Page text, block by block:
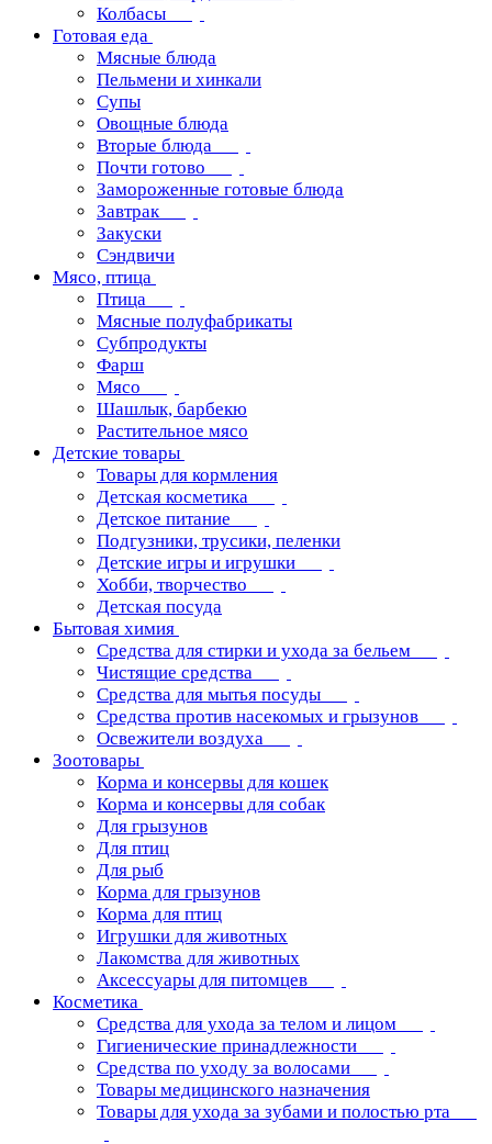
Колбасы
Готовая еда
Мясные блюда
Пельмени и хинкали
Супы
Овощные блюда
Вторые блюда
Почти готово
Замороженные готовые блюда
Завтрак
Закуски
Сэндвичи
Мясо, птица
Птица
Мясные полуфабрикаты
Субпродукты
Фарш
Мясо
Шашлык, барбекю
Растительное мясо
Детские товары
Товары для кормления
Детская косметика
Детское питание
Подгузники, трусики, пеленки
Детские игры и игрушки
Хобби, творчество
Детская посуда
Бытовая химия
Средства для стирки и ухода за бельем
Чистящие средства
Средства для мытья посуды
Средства против насекомых и грызунов
Освежители воздуха
Зоотовары
Корма и консервы для кошек
Корма и консервы для собак
Для грызунов
Для птиц
Для рыб
Корма для грызунов
Корма для птиц
Игрушки для животных
Лакомства для животных
Аксессуары для питомцев
Косметика
Средства для ухода за телом и лицом
Гигиенические принадлежности
Средства по уходу за волосами
Товары медицинского назначения
Товары для ухода за зубами и полостью рта